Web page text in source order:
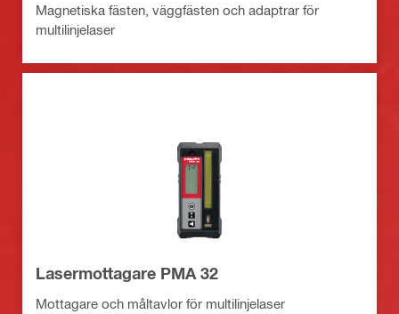
Magnetiska fästen, väggfästen och adaptrar för
multilinjelaser
Lasermottagare PMA 32
Mottagare och måltavlor för multilinjelaser